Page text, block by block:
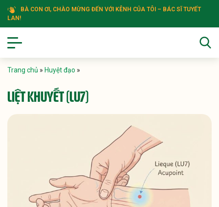
BÀ CON ƠI, CHÀO MỪNG ĐẾN VỚI KÊNH CỦA TÔI – BÁC SĨ TUYẾT
LAN!
Trang chủ » Huyệt đạo »
LIỆT KHUYẾT (LU7)